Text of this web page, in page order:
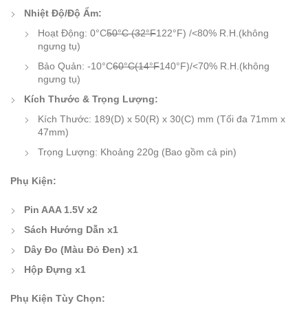
Nhiệt Độ/Độ Ẩm:
Hoạt Động: 0°C50°C (32°F122°F) /<80% R.H.(không
ngưng tụ)
Bảo Quản: -10°C60°C(14°F140°F)/<70% R.H.(không
ngưng tụ)
Kích Thước & Trọng Lượng:
Kích Thước: 189(D) x 50(R) x 30(C) mm (Tối đa 71mm x
47mm)
Trọng Lượng: Khoảng 220g (Bao gồm cả pin)
Phụ Kiện:
Pin AAA 1.5V x2
Sách Hướng Dẫn x1
Dây Đo (Màu Đỏ Đen) x1
Hộp Đựng x1
Phụ Kiện Tùy Chọn: